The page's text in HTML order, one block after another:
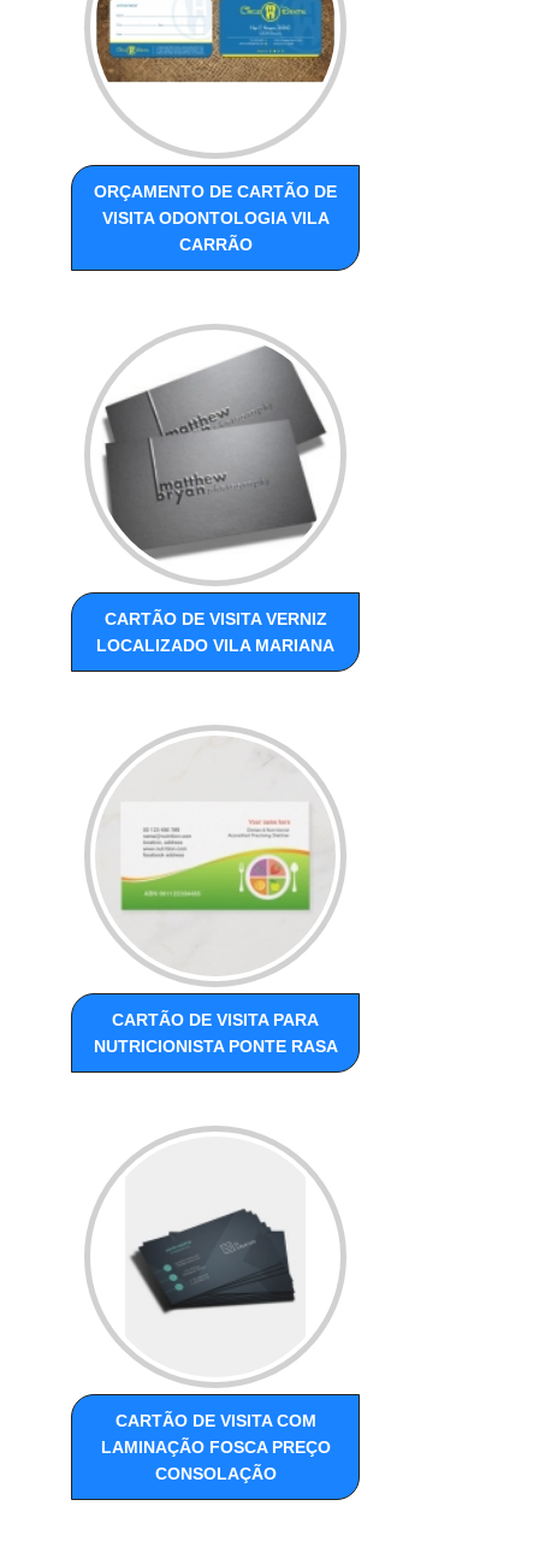
ORÇAMENTO DE CARTÃO DE
VISITA ODONTOLOGIA VILA
CARRÃO
CARTÃO DE VISITA VERNIZ
LOCALIZADO VILA MARIANA
CARTÃO DE VISITA PARA
NUTRICIONISTA PONTE RASA
CARTÃO DE VISITA COM
LAMINAÇÃO FOSCA PREÇO
CONSOLAÇÃO